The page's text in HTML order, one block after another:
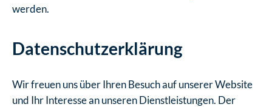
werden.
Datenschutzerklärung
Wir freuen uns über Ihren Besuch auf unserer Website
und Ihr Interesse an unseren Dienstleistungen. Der